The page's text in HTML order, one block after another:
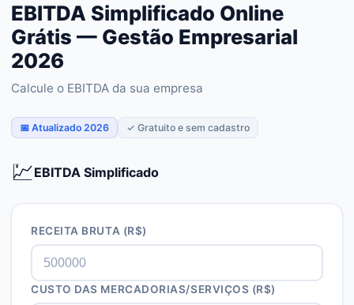
EBITDA Simplificado Online
Grátis — Gestão Empresarial
2026
Calcule o EBITDA da sua empresa
📅 Atualizado 2026 ✓ Gratuito e sem cadastro
💹EBITDA Simplificado
RECEITA BRUTA (R$)
CUSTO DAS MERCADORIAS/SERVIÇOS (R$)